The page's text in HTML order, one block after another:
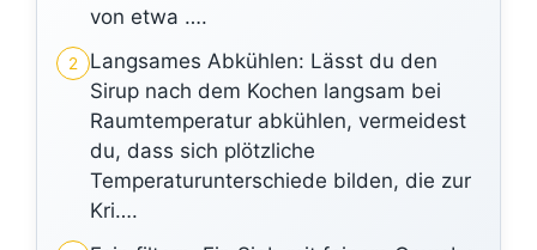
von etwa ….
2
Langsames Abkühlen: Lässt du den
Sirup nach dem Kochen langsam bei
Raumtemperatur abkühlen, vermeidest
du, dass sich plötzliche
Temperaturunterschiede bilden, die zur
Kri….